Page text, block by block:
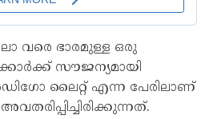
വരെ ഭാരമുള്ള ഒരു
സൗജന്യമായി
ലൈറ്റ് എന്ന പേരിലാണ്